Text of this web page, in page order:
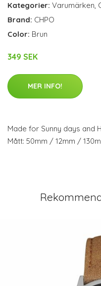
Kategorier: Varumärken,
Brand: CHPO
Color: Brun
349 SEK
MER INFO!
Made for Sunny days and
Mått: 50mm / 12mm /